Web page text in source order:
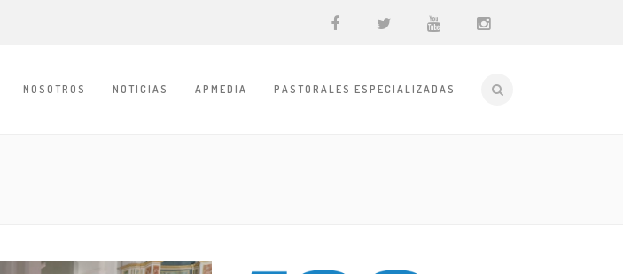
NOSOTROS NOTICIAS APMEDIA PASTORALES ESPECIALIZADAS